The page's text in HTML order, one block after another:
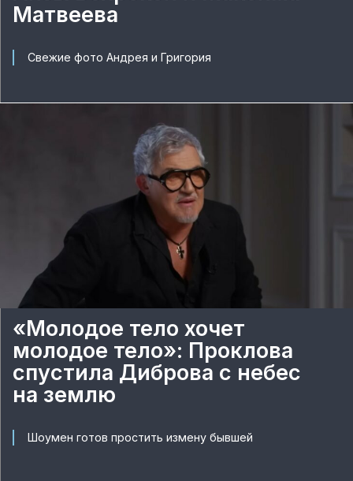
Матвеева
Свежие фото Андрея и Григория
«Молодое тело хочет
молодое тело»: Проклова
спустила Диброва с небес
на землю
Шоумен готов простить измену бывшей